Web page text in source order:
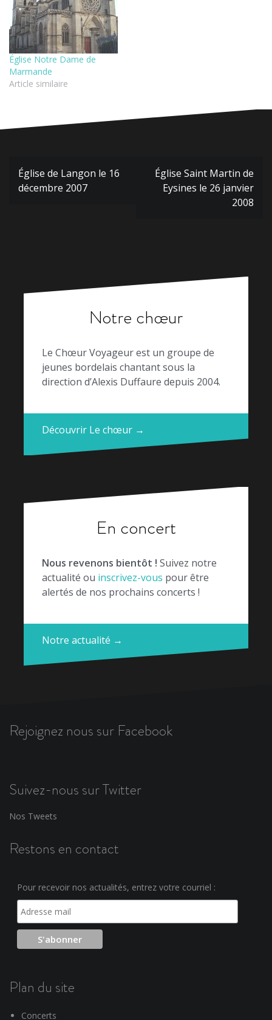
Église Notre Dame de
Marmande
Article similaire
Navigation
de
Église de Langon le 16
décembre 2007
Église Saint Martin de
Eysines le 26 janvier
2008
Notre chœur
Le Chœur Voyageur est un groupe de
jeunes bordelais chantant sous la
direction d’Alexis Duffaure depuis 2004.
Découvrir Le chœur →
En concert
Nous revenons bientôt ! Suivez notre
actualité ou inscrivez-vous pour être
alertés de nos prochains concerts !
Notre actualité →
Rejoignez nous sur Facebook
Suivez-nous sur Twitter
Nos Tweets
Restons en contact
Pour recevoir nos actualités, entrez votre courriel :
Plan du site
Concerts